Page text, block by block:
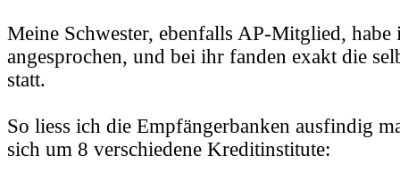
Meine Schwester, ebenfalls AP-Mitglied, habe
angesprochen, und bei ihr fanden exakt die
statt.
So liess ich die Empfängerbanken ausfindig
sich um 8 verschiedene Kreditinstitute: